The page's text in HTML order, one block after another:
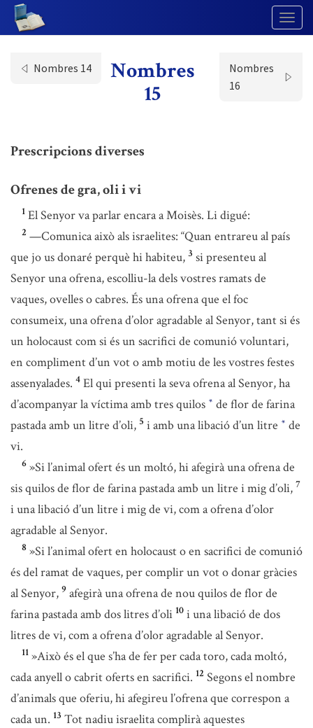
Nombres 14
Nombres
15
Nombres
16
Prescripcions diverses
Ofrenes de gra, oli i vi
1 El Senyor va parlar encara a Moisès. Li digué:
2 —Comunica això als israelites: “Quan entrareu al país
que jo us donaré perquè hi habiteu, 3 si presenteu al
Senyor una ofrena, escolliu-la dels vostres ramats de
vaques, ovelles o cabres. És una ofrena que el foc
consumeix, una ofrena d’olor agradable al Senyor, tant si és
un holocaust com si és un sacrifici de comunió voluntari,
en compliment d’un vot o amb motiu de les vostres festes
assenyalades. 4 El qui presenti la seva ofrena al Senyor, ha
d’acompanyar la víctima amb tres quilos * de flor de farina
pastada amb un litre d’oli, 5 i amb una libació d’un litre * de
vi.
6 »Si l’animal ofert és un moltó, hi afegirà una ofrena de
sis quilos de flor de farina pastada amb un litre i mig d’oli, 7
i una libació d’un litre i mig de vi, com a ofrena d’olor
agradable al Senyor.
8 »Si l’animal ofert en holocaust o en sacrifici de comunió
és del ramat de vaques, per complir un vot o donar gràcies
al Senyor, 9 afegirà una ofrena de nou quilos de flor de
farina pastada amb dos litres d’oli 10 i una libació de dos
litres de vi, com a ofrena d’olor agradable al Senyor.
11 »Això és el que s’ha de fer per cada toro, cada moltó,
cada anyell o cabrit oferts en sacrifici. 12 Segons el nombre
d’animals que oferiu, hi afegireu l’ofrena que correspon a
cada un. 13 Tot nadiu israelita complirà aquestes